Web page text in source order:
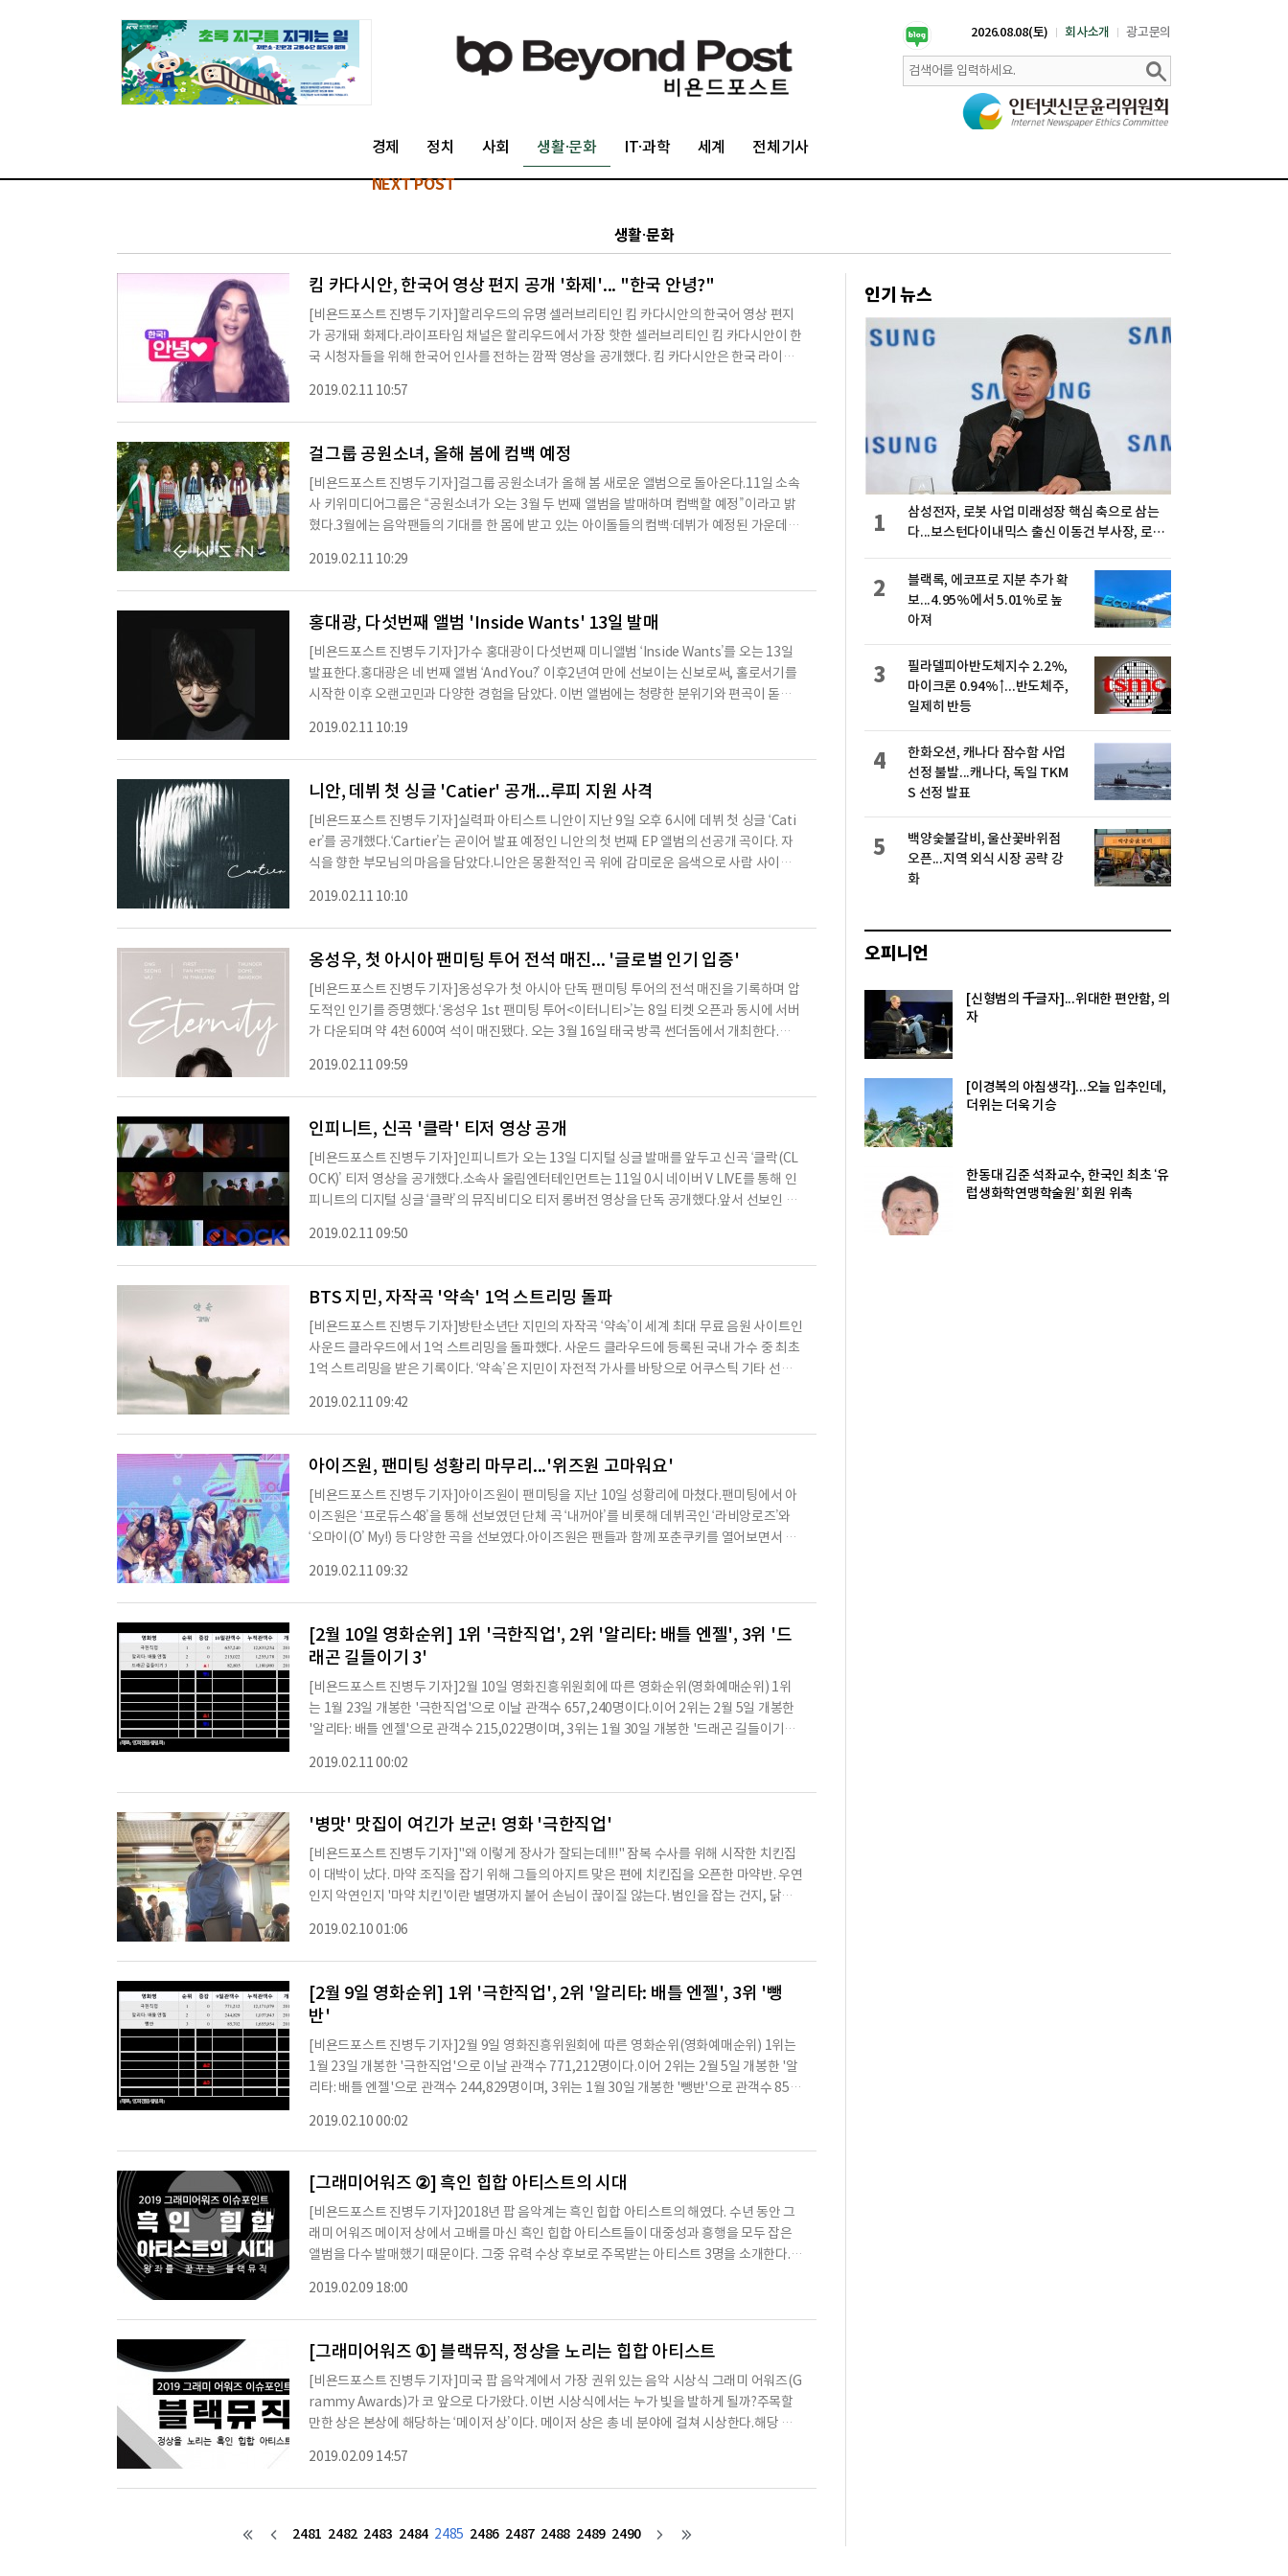
2026.08.08(토) 회사소개 광고문의
경제 정치 사회 생활·문화 IT·과학 세계 전체기사
NEXT POST
생활·문화
킴 카다시안, 한국어 영상 편지 공개 '화제'... "한국 안녕?"
[비욘드포스트 진병두 기자]할리우드의 유명 셀러브리티인 킴 카다시안의 한국어 영상 편지
가 공개돼 화제다.라이프타임 채널은 할리우드에서 가장 핫한 셀러브리티인 킴 카다시안이 한
국 시청자들을 위해 한국어 인사를 전하는 깜짝 영상을 공개했다. 킴 카다시안은 한국 라이프
ardashians, 이하 카다시안 패밀리)' 첫 방송을 축하하기 위해 한국 시청자들을 위해 영상 편
지를 보냈다. 공개된 영상에서는 킴 카다시안이 '카다시안 패밀리'를 한국 라이프타임 채널에
서 만나자고 말하며 한국어로 짧은 인사를 전한다. 어디서도 볼 수 없었던 킴 카다시안의
2019.02.11 10:57
걸그룹 공원소녀, 올해 봄에 컴백 예정
[비욘드포스트 진병두 기자]걸그룹 공원소녀가 올해 봄 새로운 앨범으로 돌아온다.11일 소속
사 키위미디어그룹은 “공원소녀가 오는 3월 두 번째 앨범을 발매하며 컴백할 예정”이라고 밝
혔다.3월에는 음악팬들의 기대를 한 몸에 받고 있는 아이돌들의 컴백·데뷔가 예정된 가운데,
9월 첫 번째 앨범 ‘밤의 공원 part one’으로 데뷔했다. 타이틀곡 ‘퍼즐문’으로 활발한 활동을
펼치며 대세 걸그룹으로 자리매김한 바 있다.소속사 관계자는 “공원소녀는 데뷔 앨범 활동을
마무리한 후 팬들에게 더욱 업그레이드된 무대를 보여주기 위해 새 앨범 준
2019.02.11 10:29
홍대광, 다섯번째 앨범 'Inside Wants' 13일 발매
[비욘드포스트 진병두 기자]가수 홍대광이 다섯번째 미니앨범 ‘Inside Wants’를 오는 13일
발표한다.홍대광은 네 번째 앨범 ‘And You?’ 이후2년여 만에 선보이는 신보로써, 홀로서기를
시작한 이후 오랜고민과 다양한 경험을 담았다. 이번 앨범에는 청량한 분위기와 편곡이 돋보
힐링여행송 ‘바람과 언덕’, 실제로 결혼식 때 축가로 불러준 곡을 편곡한 ‘친구가 축가를 부탁
했다’까지 총 여섯 곡이 수록됐다. 홍대광의 새 앨범 ‘Inside Wants’를오는 13일 오후 6시에
2019.02.11 10:19
니안, 데뷔 첫 싱글 'Catier' 공개...루피 지원 사격
[비욘드포스트 진병두 기자]실력파 아티스트 니안이 지난 9일 오후 6시에 데뷔 첫 싱글 ‘Cati
er’를 공개했다.‘Cartier’는 곧이어 발표 예정인 니안의 첫 번째 EP 앨범의 선공개 곡이다. 자
식을 향한 부모님의 마음을 담았다.니안은 몽환적인 곡 위에 감미로운 음색으로 사람 사이의
적인 뮤직비디오도 함께 공개하며 대중에게 니안만의 감성을 제시하고 있다.니안은 루피와 영
웨스트의 음악에 피쳐링으로 참여하고 블루(BLOO)와 듀오 ‘Neonblue’로 활동하며 실력파
2019.02.11 10:10
옹성우, 첫 아시아 팬미팅 투어 전석 매진... '글로벌 인기 입증'
[비욘드포스트 진병두 기자]옹성우가 첫 아시아 단독 팬미팅 투어의 전석 매진을 기록하며 압
도적인 인기를 증명했다.‘옹성우 1st 팬미팅 투어<이터니티>’는 8일 티켓 오픈과 동시에 서버
가 다운되며 약 4천 600여 석이 매진됐다. 오는 3월 16일 태국 방콕 썬더돔에서 개최한다.또
다.최근 옹성우는 국내 팬들과의 소통을 위해 개인 SNS와 공식 팬카페를 오픈했다. 팬카페 가
입자 수는 7만 명을 넘었고, 옹성우는 영상을 통해 팬카페 개설에 대한 기쁨과 설렘을 표현했
2019.02.11 09:59
인피니트, 신곡 '클락' 티저 영상 공개
[비욘드포스트 진병두 기자]인피니트가 오는 13일 디지털 싱글 발매를 앞두고 신곡 ‘클락(CL
OCK)’ 티저 영상을 공개했다.소속사 울림엔터테인먼트는 11일 0시 네이버 V LIVE를 통해 인
피니트의 디지털 싱글 ‘클락’의 뮤직비디오 티저 롱버전 영상을 단독 공개했다.앞서 선보인 숏
을 모았다. 공개된 영상에는 수화기를 들고 있는 멤버들과 다이얼 전화기가 등장해 신비로운
분위기를 한껏 고조시켰다.특히 이번 영상을 통해 멤버들의 목소리가 담긴 ‘클락’ 음원 일부가
2019.02.11 09:50
BTS 지민, 자작곡 '약속' 1억 스트리밍 돌파
[비욘드포스트 진병두 기자]방탄소년단 지민의 자작곡 ‘약속’이 세계 최대 무료 음원 사이트인
사운드 클라우드에서 1억 스트리밍을 돌파했다. 사운드 클라우드에 등록된 국내 가수 중 최초
1억 스트리밍을 받은 기록이다. ‘약속’은 지민이 자전적 가사를 바탕으로 어쿠스틱 기타 선율
파했고, 이후 40여 일이 지난 지금도 꾸준한 인기를 이어가고 있다. 주목할 점은 정식 유료 음
원이 아님에도 불구하고 해외 유명 매체들은 '약속'에 대한 자국의 인기를 앞다투어 보도하며
2019.02.11 09:42
아이즈원, 팬미팅 성황리 마무리...'위즈원 고마워요'
[비욘드포스트 진병두 기자]아이즈원이 팬미팅을 지난 10일 성황리에 마쳤다.팬미팅에서 아
이즈원은 ‘프로듀스48’을 통해 선보였던 단체 곡 ‘내꺼야’를 비롯해 데뷔곡인 ‘라비앙로즈’와
‘오마이(O’ My!) 등 다양한 곡을 선보였다.아이즈원은 팬들과 함께 포춘쿠키를 열어보면서 새
본을 오가는 바쁜 스케줄 속에 위즈원분들과 가깝게 만날 수 있는 시간이 생겨 너무 기쁘다”며
“올해는 더욱더 다채로운 매력을 선보이고 싶다”고 전했다.그뿐만 아니라 키워드 토크, 포토
2019.02.11 09:32
[2월 10일 영화순위] 1위 '극한직업', 2위 '알리타: 배틀 엔젤', 3위 '드
래곤 길들이기 3'
[비욘드포스트 진병두 기자]2월 10일 영화진흥위원회에 따른 영화순위(영화예매순위) 1위
는 1월 23일 개봉한 '극한직업'으로 이날 관객수 657,240명이다.이어 2위는 2월 5일 개봉한
'알리타: 배틀 엔젤'으로 관객수 215,022명이며, 3위는 1월 30일 개봉한 '드래곤 길들이기
들이기 34위 뺑반5위 극장판 헬로카봇: 옴파로스 섬의 비밀6위 레고 무비27위 러브 유어셀프
인 서울8위 그린 북9위 말모이10위 가버나움진병두 기자 jbd@beyondpost.co.kr
2019.02.11 00:02
'병맛' 맛집이 여긴가 보군! 영화 '극한직업'
[비욘드포스트 진병두 기자]"왜 이렇게 장사가 잘되는데!!!" 잠복 수사를 위해 시작한 치킨집
이 대박이 났다. 마약 조직을 잡기 위해 그들의 아지트 맞은 편에 치킨집을 오픈한 마약반. 우연
인지 악연인지 '마약 치킨'이란 별명까지 붙어 손님이 끊이질 않는다. 범인을 잡는 건지, 닭을
다. ◇ 이병헌 감독, '병맛' 코드 제대로 잡았다 진지함 속에서 툭툭 튀어나오는 찌질함이 이병
헌 감독식 '병맛 개그'다. '스물'에서부터 이병헌 감독의 개그는 유명했다. 극 중 영화감독 지망
2019.02.10 01:06
[2월 9일 영화순위] 1위 '극한직업', 2위 '알리타: 배틀 엔젤', 3위 '뺑
반'
[비욘드포스트 진병두 기자]2월 9일 영화진흥위원회에 따른 영화순위(영화예매순위) 1위는
1월 23일 개봉한 '극한직업'으로 이날 관객수 771,212명이다.이어 2위는 2월 5일 개봉한 '알
리타: 배틀 엔젤'으로 관객수 244,829명이며, 3위는 1월 30일 개봉한 '뺑반'으로 관객수 85,7
위 극장판 헬로카봇: 옴파로스 섬의 비밀6위 레고 무비27위 러브 유어셀프 인 서울8위 말모이
9위 그린 북10위 가버나움진병두 기자 jbd@beyondpost.co.kr
2019.02.10 00:02
[그래미어워즈 ②] 흑인 힙합 아티스트의 시대
[비욘드포스트 진병두 기자]2018년 팝 음악계는 흑인 힙합 아티스트의 해였다. 수년 동안 그
래미 어워즈 메이저 상에서 고배를 마신 흑인 힙합 아티스트들이 대중성과 흥행을 모두 잡은
앨범을 다수 발매했기 때문이다. 그중 유력 수상 후보로 주목받는 아티스트 3명을 소개한다.◇
다. 이번에 무려 5개 부문의 수상 후보로 선정되며 그래미 어워즈의 주인공이 될 가능성이 점
쳐지고 있다.빌보드 핫 100 차트에서 1위를 기록한 ‘This is America’가 '올해의 레코드’, ‘올
해의 노래' 수상 후보에 올랐다. 미국 사회 전반과 흑인 사회를 향한 메시지를
2019.02.09 18:00
[그래미어워즈 ①] 블랙뮤직, 정상을 노리는 힙합 아티스트
[비욘드포스트 진병두 기자]미국 팝 음악계에서 가장 권위 있는 음악 시상식 그래미 어워즈(G
rammy Awards)가 코 앞으로 다가왔다. 이번 시상식에서는 누가 빛을 발하게 될까?주목할
만한 상은 본상에 해당하는 ‘메이저 상’이다. 메이저 상은 총 네 분야에 걸쳐 시상한다.해당 노
ear)’, 해당 노래의 작사·작곡가에게 수여하는 ’올해의 노래(Song of the Year)’, 해당 앨범의
가수·프로듀서·레코딩 엔지니어에게 수여하는 ’올해의 앨범(Album of the Year)’, 그해 가장
2019.02.09 14:57
2481 2482 2483 2484 2485 2486 2487 2488 2489 2490
인기 뉴스
삼성전자, 로봇 사업 미래성장 핵심 축으로 삼는
다...보스턴다이내믹스 출신 이동건 부사장, 로보
1
블랙록, 에코프로 지분 추가 확
보...4.95%에서 5.01%로 높
아져
2
필라델피아반도체지수 2.2%,
마이크론 0.94%↑...반도체주,
일제히 반등
3
한화오션, 캐나다 잠수함 사업
선정 불발...캐나다, 독일 TKM
S 선정 발표
4
백양숯불갈비, 울산꽃바위점
오픈...지역 외식 시장 공략 강
화
5
오피니언
[신형범의 千글자]...위대한 편안함, 의
자
[이경복의 아침생각]...오늘 입추인데,
더위는 더욱 기승
한동대 김준 석좌교수, 한국인 최초 ‘유
럽생화학연맹학술원’ 회원 위촉